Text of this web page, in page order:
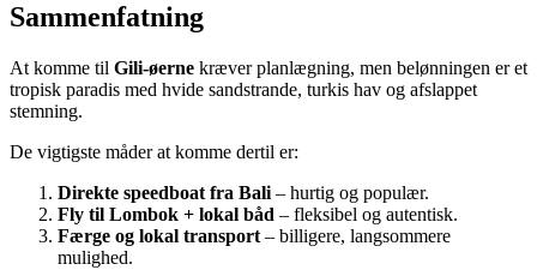
Sammenfatning
At komme til Gili-øerne kræver planlægning, men belønningen er et
tropisk paradis med hvide sandstrande, turkis hav og afslappet
stemning.
De vigtigste måder at komme dertil er:
Direkte speedboat fra Bali – hurtig og populær.
Fly til Lombok + lokal båd – fleksibel og autentisk.
Færge og lokal transport – billigere, langsommere
mulighed.